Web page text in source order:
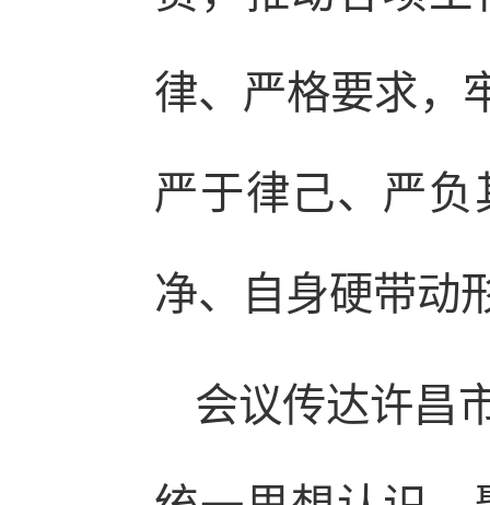
律、严格要求，
严于律己、严
净、自身硬带动
会议传达许昌